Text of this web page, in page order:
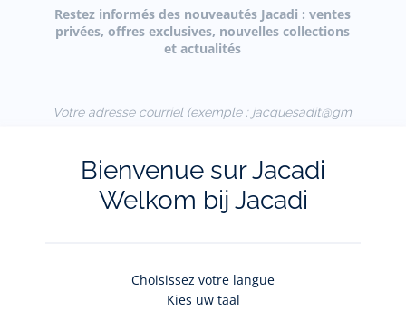
Restez informés des nouveautés Jacadi : ventes
privées, offres exclusives, nouvelles collections
et actualités
(exemple :
S'inscrire
Bienvenue sur Jacadi
Welkom bij Jacadi
Choisissez votre langue
Kies uw taal